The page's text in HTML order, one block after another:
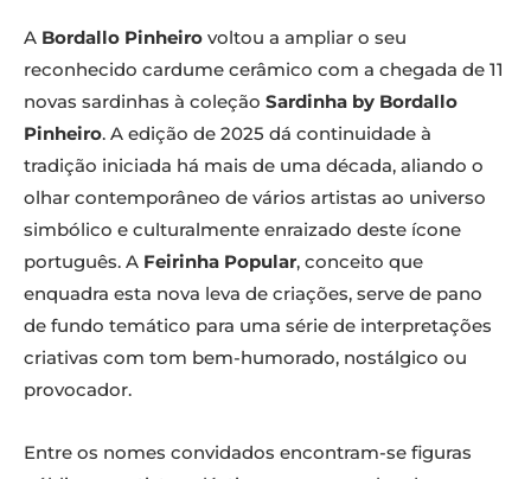
A Bordallo Pinheiro voltou a ampliar o seu
reconhecido cardume cerâmico com a chegada de 11
novas sardinhas à coleção Sardinha by Bordallo
Pinheiro. A edição de 2025 dá continuidade à
tradição iniciada há mais de uma década, aliando o
olhar contemporâneo de vários artistas ao universo
simbólico e culturalmente enraizado deste ícone
português. A Feirinha Popular, conceito que
enquadra esta nova leva de criações, serve de pano
de fundo temático para uma série de interpretações
criativas com tom bem-humorado, nostálgico ou
provocador.
Entre os nomes convidados encontram-se figuras